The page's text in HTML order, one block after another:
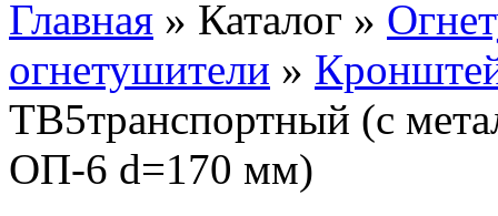
Главная » Каталог »
огнетушители »
ТВ5транспортный (с
ОП-6 d=170 мм)